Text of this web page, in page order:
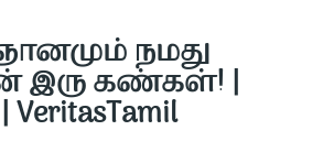
நமது
இரு கண்கள்! |